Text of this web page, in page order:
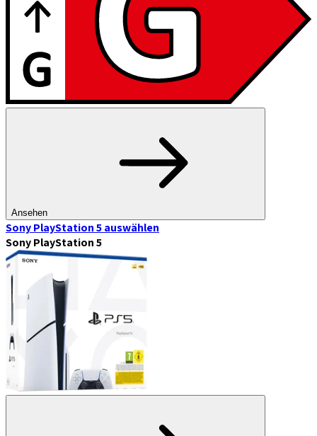
Ansehen
Sony PlayStation 5auswählen
Sony PlayStation 5